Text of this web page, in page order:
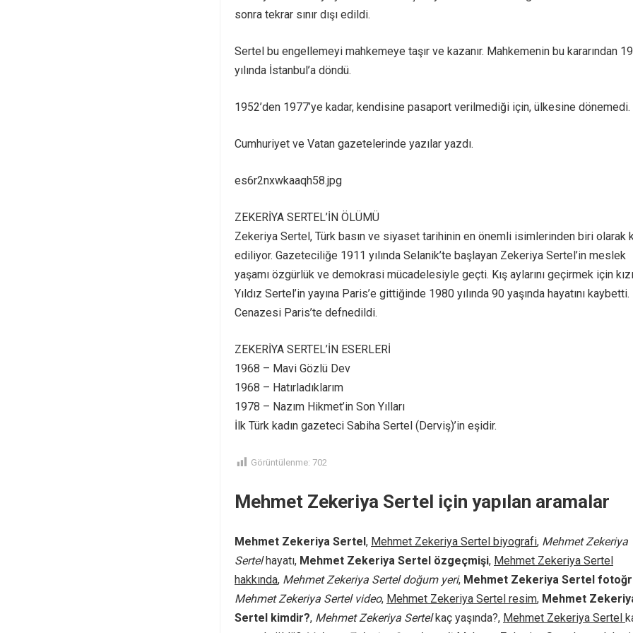
sonra tekrar sınır dışı edildi.
Sertel bu engellemeyi mahkemeye taşır ve kazanır. Mahkemenin bu kararından
yılında İstanbul’a döndü.
1952’den 1977’ye kadar, kendisine pasaport verilmediği için, ülkesine dönemedi.
Cumhuriyet ve Vatan gazetelerinde yazılar yazdı.
es6r2nxwkaaqh58.jpg
ZEKERİYA SERTEL’İN ÖLÜMÜ
Zekeriya Sertel, Türk basın ve siyaset tarihinin en önemli isimlerinden biri olarak
ediliyor. Gazeteciliğe 1911 yılında Selanik’te başlayan Zekeriya Sertel’in meslek
yaşamı özgürlük ve demokrasi mücadelesiyle geçti. Kış aylarını geçirmek için kızı
Yıldız Sertel’in yayına Paris’e gittiğinde 1980 yılında 90 yaşında hayatını kaybetti.
Cenazesi Paris’te defnedildi.
ZEKERİYA SERTEL’İN ESERLERİ
1968 – Mavi Gözlü Dev
1968 – Hatırladıklarım
1978 – Nazım Hikmet’in Son Yılları
İlk Türk kadın gazeteci Sabiha Sertel (Derviş)’in eşidir.
Görüntülenme: 702
Mehmet Zekeriya Sertel için yapılan aramalar
Mehmet Zekeriya Sertel, Mehmet Zekeriya Sertel biyografi, Mehmet Zekeriya
Sertelhayatı, Mehmet Zekeriya Sertel özgeçmişi, Mehmet Zekeriya Sertel
hakkında, Mehmet Zekeriya Sertel doğum yeri, Mehmet Zekeriya Sertel
Mehmet Zekeriya Sertel video, Mehmet Zekeriya Sertel resim, Mehmet
Sertel kimdir?, Mehmet Zekeriya Sertelkaç yaşında?, Mehmet Zekeriya Sertel